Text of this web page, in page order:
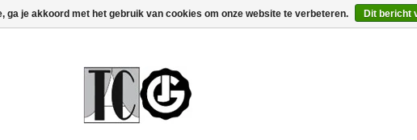
ga je akkoord met het gebruik van cookies om onze website te verbeteren. Dit bericht